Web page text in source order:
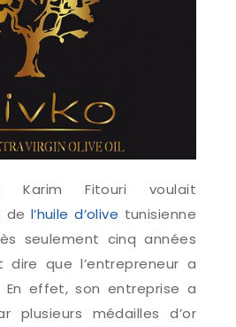
Karim Fitouri voulait
de l’huile d’olive tunisienne
seulement cinq années
dire que l’entrepreneur a
En effet, son entreprise a
plusieurs médailles d’or